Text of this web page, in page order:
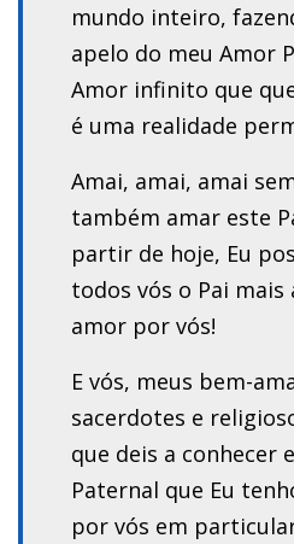
mundo inteiro,
apelo do meu Amor
Amor infinito que
é uma realidade
Amai, amai, amai
também amar este
partir de hoje, Eu
todos vós o Pai mais
amor por vós!
E vós, meus bem-
sacerdotes e
que deis a conhecer
Paternal que Eu
por vós em